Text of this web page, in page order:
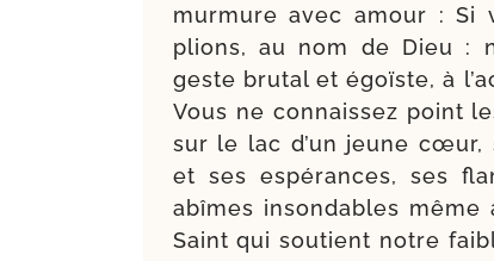
mur­mure avec amour :
plions, au nom de Dieu :
geste bru­tal et égoïste, à
Vous ne connais­sez point
sur le lac d’un jeune cœur,
et ses espé­rances, ses
abîmes inson­dables
Saint qui sou­tient notre